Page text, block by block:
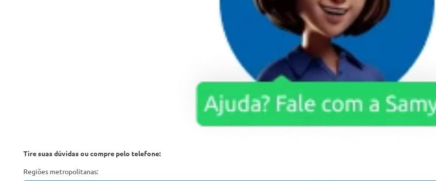
Tire suas dúvidas ou compre pelo telefone:
Regiões metropolitanas: